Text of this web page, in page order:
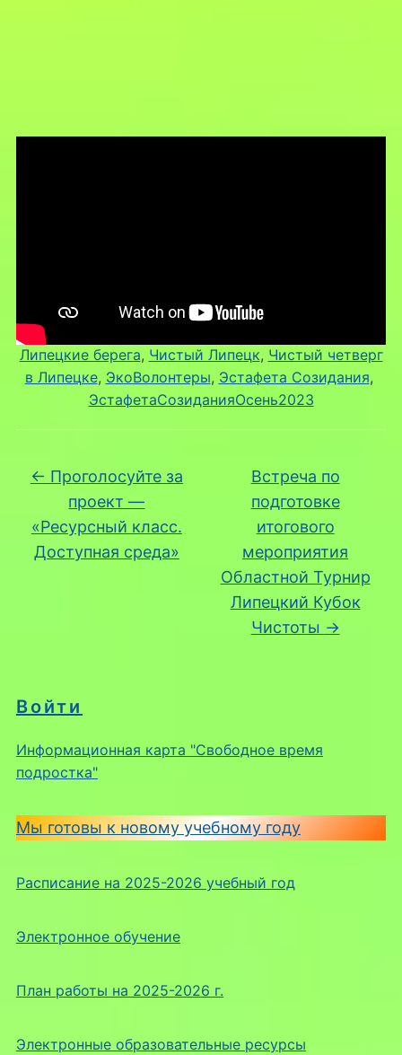
Войти
Информационная карта "Свободное время
подростка"
Мы готовы к новому учебному году
Расписание на 2025-2026 учебный год
Электронное обучение
План работы на 2025-2026 г.
Электронные образовательные ресурсы
Липецкие берега, Чистый Липецк, Чистый четверг
в Липецке, ЭкоВолонтеры, Эстафета Созидания
ЭстафетаСозиданияОсень2023
← Проголосуйте за
проект —
«Ресурсный класс.
Доступная среда»
Встреча по
подготовке
итогового
мероприятия
Областной Турнир
Липецкий Кубок
Чистоты →